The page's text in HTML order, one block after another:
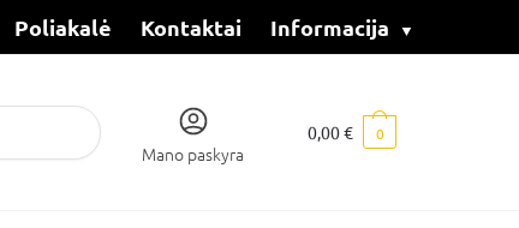
Poliakalė Kontaktai Informacija
Mano paskyra
0,00€ 0